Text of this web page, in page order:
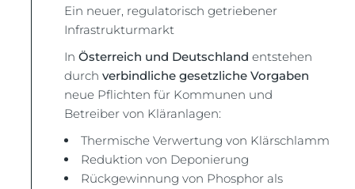
Ein neuer, regulatorisch getriebener
Infrastrukturmarkt
InÖsterreich und Deutschland entstehen
durchverbindliche gesetzliche Vorgaben
neue Pflichten für Kommunen und
Betreiber von Kläranlagen:
Thermische Verwertung von Klärschlamm
Reduktion von Deponierung
Rückgewinnung von Phosphor als